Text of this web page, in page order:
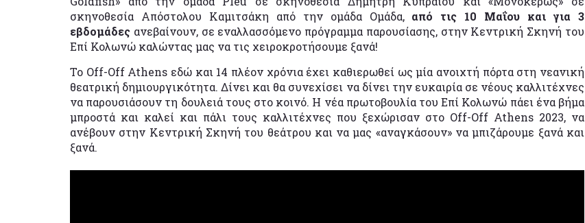
σκηνοθεσία Απόστολου Καμιτσάκη από την oμάδα Ομάδα,από τις 10 Μαΐου και για 3
εβδομάδες ανεβαίνουν, σε εναλλασσόμενο πρόγραμμα παρουσίασης, στην Κεντρική Σκηνή του
Επί Κολωνώ καλώντας μας να τις χειροκροτήσουμε ξανά!
Το Off-Off Athens εδώ και 14 πλέον χρόνια έχει καθιερωθεί ως μία ανοιχτή πόρτα στη νεανική
θεατρική δημιουργικότητα. Δίνει και θα συνεχίσει να δίνει την ευκαιρία σε νέους καλλιτέχνες
να παρουσιάσουν τη δουλειά τους στο κοινό. Η νέα πρωτοβουλία του Επί Κολωνώ πάει ένα βήμα
μπροστά και καλεί και πάλι τους καλλιτέχνες που ξεχώρισαν στο Off-Off Athens 2023, να
ανέβουν στην Κεντρική Σκηνή του θεάτρου και να μας «αναγκάσουν» να μπιζάρουμε ξανά και
ξανά.